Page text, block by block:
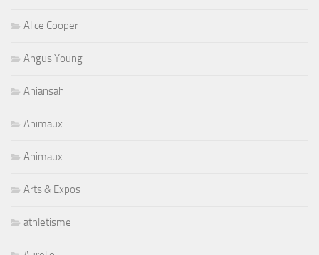
Alice Cooper
Angus Young
Aniansah
Animaux
Animaux
Arts & Expos
athletisme